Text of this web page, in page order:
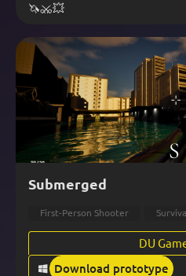
🦄⚔️💥
Submerged
First-Person Shooter
DU
Download prototype